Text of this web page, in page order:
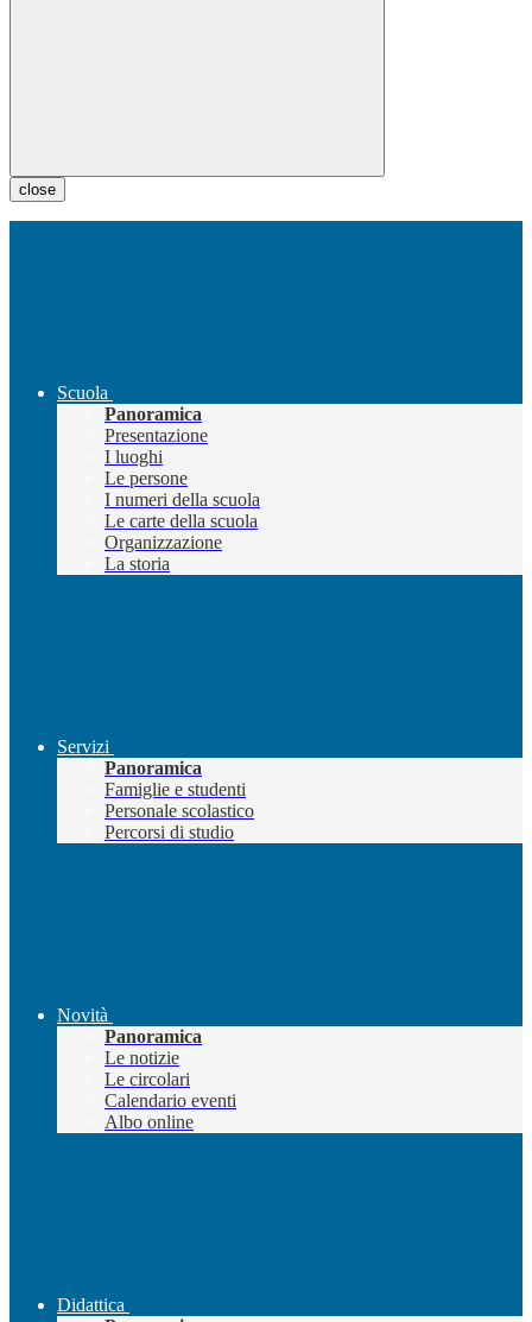
close
Scuola
Panoramica
Presentazione
I luoghi
Le persone
I numeri della scuola
Le carte della scuola
Organizzazione
La storia
Servizi
Panoramica
Famiglie e studenti
Personale scolastico
Percorsi di studio
Novità
Panoramica
Le notizie
Le circolari
Calendario eventi
Albo online
Didattica